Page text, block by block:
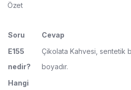
Özet
Soru
Cevap
E155
nedir?
Çikolata Kahvesi, sentetik
boyadır.
Hangi